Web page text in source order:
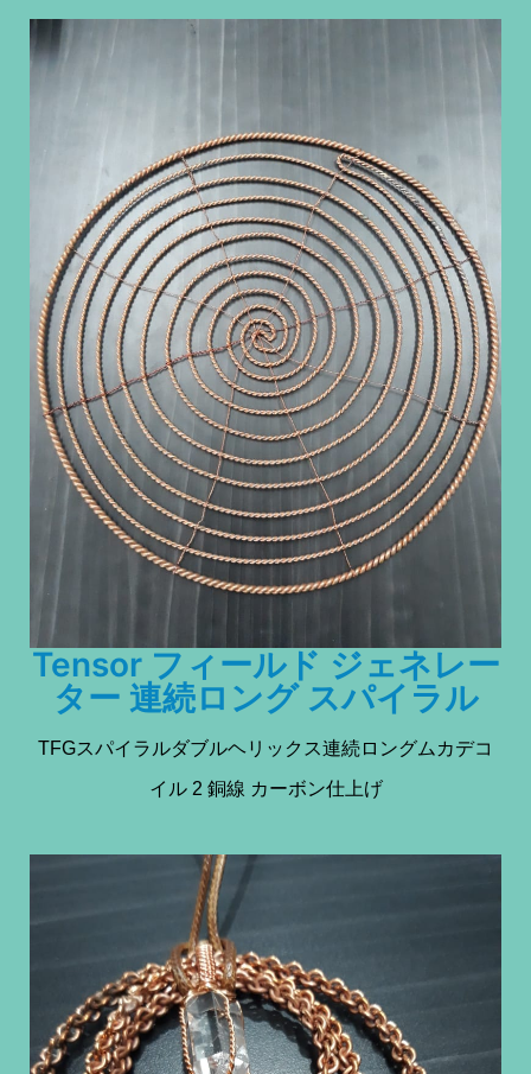
Tensor フィールド ジェネレー
ター 連続ロング スパイラル
TFGスパイラルダブルヘリックス連続ロングムカデコ
イル 2 銅線 カーボン仕上げ